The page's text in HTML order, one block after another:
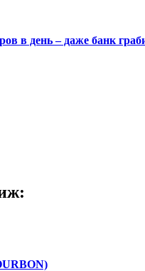
в день – даже банк